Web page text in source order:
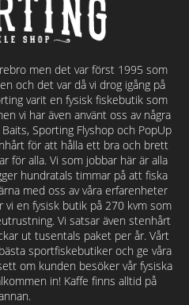
men det var först 1995 som
och det var då vi drog igång på
varit en fysisk fiskebutik som
vi har även använt oss av några
Sporting Flyshop och PopUp
för att hålla ett bra och brett
för alla. Vi som jobbar här är alla
hundratals timmar på att fiska
med oss av våra erfarenheter
vi en fysisk butik på 270 kvm som
Vi satsar även stenhårt
ut tusentals paket per år. Vårt
sportfiskebutiker och ge våra
om kunden besöker vår fysiska
in! Kaffe finns alltid på